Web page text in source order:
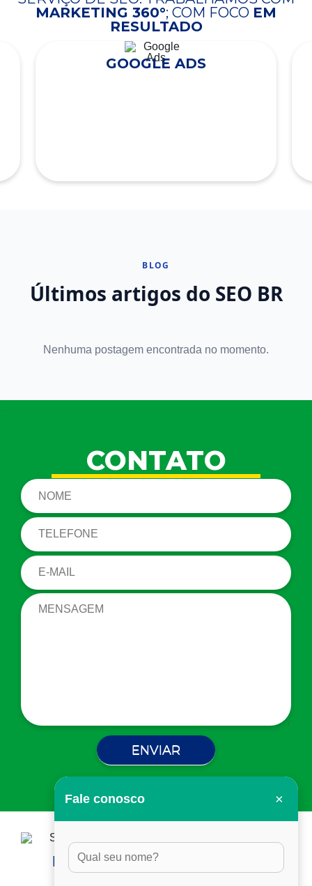
MARKETING 360°; COM FOCO EM
RESULTADO
GOOGLE ADS
BLOG
Últimos artigos do SEO BR
Nenhuma postagem encontrada no momento.
CONTATO
HORÁRIO DE ATENDIMENTO:
DAS 8H ÀS 17H30, EM DIAS ÚTEIS
Fale conosco ×